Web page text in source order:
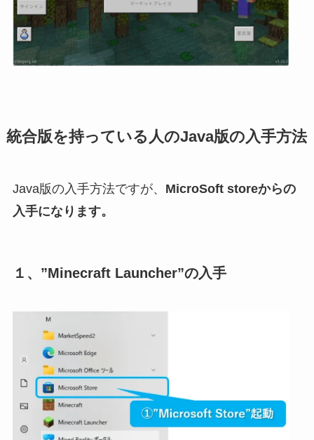
統合版を持っている人のJava版の入手方法
Java版の入手方法ですが、 MicroSoft storeからの
入手になります。
１、”Minecraft Launcher”の入手